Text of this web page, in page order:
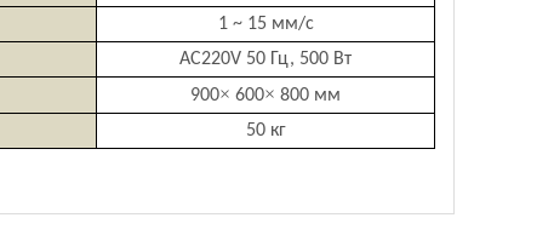
1 ~ 15 мм/с
AC220V 50 Гц, 500 Вт
900× 600× 800 мм
50 кг